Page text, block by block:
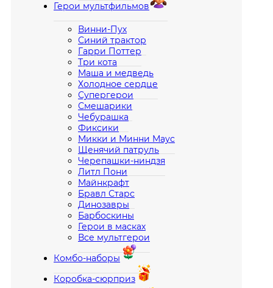
Герои мультфильмов
Винни-Пух
Синий трактор
Гарри Поттер
Три кота
Маша и медведь
Холодное сердце
Супергерои
Смешарики
Чебурашка
Фиксики
Микки и Минни Маус
Щенячий патруль
Черепашки-ниндзя
Литл Пони
Майнкрафт
Бравл Старс
Динозавры
Барбоскины
Герои в масках
Все мультгерои
Комбо-наборы
Коробка-сюрприз